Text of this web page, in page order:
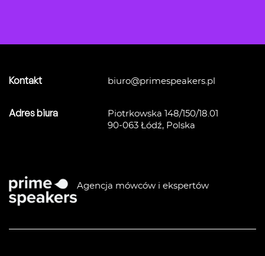
Agencja mówców i ekspertów
Kontakt biuro@primespeakers.pl
Adres biura
Piotrkowska 148/150/18.01
90-063 Łódź, Polska